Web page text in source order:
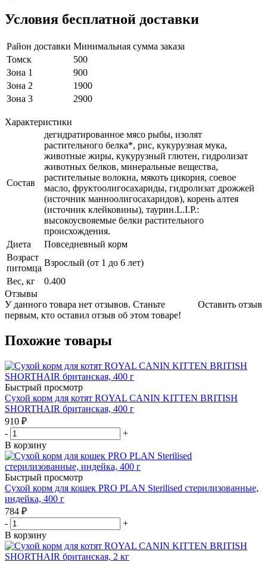
Условия бесплатной доставки
Район доставки Минимальная сумма заказа
Томск
500
Зона 1
900
Зона 2
1900
Зона 3
2900
Характеристики
Состав
дегидратированное мясо рыбы, изолят
растительного белка*, рис, кукурузная мука,
животные жиры, кукурузный глютен, гидролизат
животных белков, минеральные вещества,
растительные волокна, мякоть цикория, соевое
масло, фруктоолигосахариды, гидролизат дрожжей
(источник манноолигосахаридов), корень алтея
(источник клейковины), таурин.L.I.P.:
высокоусвояемые белки растительного
происхождения.
Диета
Повседневный корм
Возраст
питомца
Взрослый (от 1 до 6 лет)
Вес, кг
0.400
Отзывы
Оставить отзыв
У данного товара нет отзывов. Станьте
первым, кто оставил отзыв об этом товаре!
Похожие товары
Быстрый просмотр
Сухой корм для котят ROYAL CANIN KITTEN BRITISH
SHORTHAIR британская, 400 г
910 ₽
-
+
В корзину
Быстрый просмотр
Сухой корм для кошек PRO PLAN Sterilised стерилизованные,
индейка, 400 г
784 ₽
-
+
В корзину